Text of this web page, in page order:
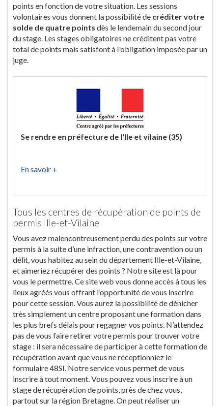
points en fonction de votre situation. Les sessions
volontaires vous donnent la possibilité de créditer votre
solde de quatre points dès le lendemain du second jour
du stage. Les stages obligatoires ne créditent pas votre
total de points mais satisfont à l'obligation imposée par un
juge.
Se rendre en préfecture de l'Ile et vilaine (35)
En savoir +
Tous les centres de récupération de points de
permis Ille-et-Vilaine
Vous avez malencontreusement perdu des points sur votre
permis à la suite d’une infraction, une contravention ou un
délit, vous habitez au sein du département Ille-et-Vilaine,
et aimeriez récupérer des points ? Notre site est là pour
vous le permettre. Ce site web vous donne accès à tous les
lieux agréés vous offrant l’opportunité de vous inscrire
pour cette session. Vous aurez la possibilité de dénicher
très simplement un centre proposant une formation dans
les plus brefs délais pour regagner vos points. N’attendez
pas de vous faire retirer votre permis pour trouver votre
stage : il sera nécessaire de participer à cette formation de
récupération avant que vous ne réceptionniez le
formulaire 48SI. Notre service vous permet de vous
inscrire à tout moment. Vous pouvez vous inscrire à un
stage de récupération de points, près de chez vous,
partout sur la région Bretagne. On peut réaliser un